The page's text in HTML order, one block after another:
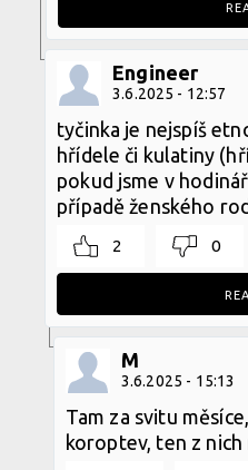
Engineer
3.6.2025 - 12:57
tyčinka je nejspíš
hřídele či kulatiny
pokud jsme v
případě ženského
2 0
M
3.6.2025 - 15:13
Tam za svitu
koroptev, ten z nich